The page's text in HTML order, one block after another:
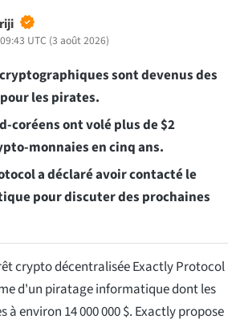
UTC (3 août 2026)
sont devenus des
les pirates.
coréens ont volé plus de $2
monnaies en cinq ans.
a déclaré avoir contacté le
pour discuter des prochaines
crypto décentralisée Exactly Protocol
d'un piratage informatique dont les
à environ 14 000 000 $. Exactly propose